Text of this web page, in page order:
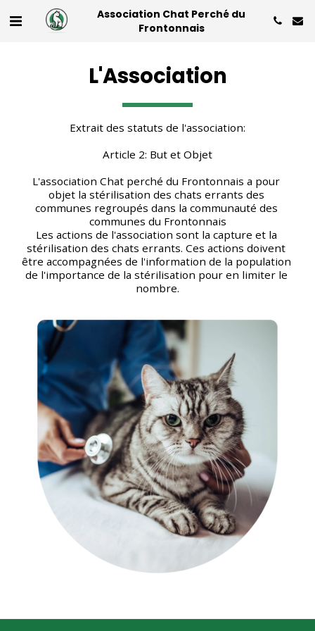
Association Chat Perché du
Frontonnais
L'Association
Extrait des statuts de l'association:
Article 2: But et Objet
L'association Chat perché du Frontonnais a pour
objet la stérilisation des chats errants des
communes regroupés dans la communauté des
communes du Frontonnais
Les actions de l'association sont la capture et la
stérilisation des chats errants. Ces actions doivent
être accompagnées de l'information de la population
de l'importance de la stérilisation pour en limiter le
nombre.